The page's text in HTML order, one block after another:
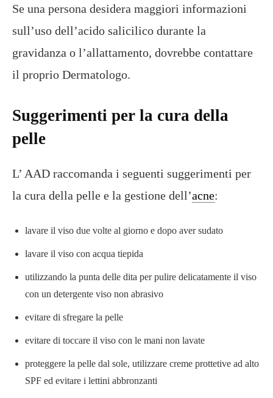
Se una persona desidera maggiori informazioni
sull’uso dell’acido salicilico durante la
gravidanza o l’allattamento, dovrebbe contattare
il proprio Dermatologo.
Suggerimenti per la cura della
pelle
L’ AAD raccomanda i seguenti suggerimenti per
la cura della pelle e la gestione dell’acne:
lavare il viso due volte al giorno e dopo aver sudato
lavare il viso con acqua tiepida
utilizzando la punta delle dita per pulire delicatamente il viso
con un detergente viso non abrasivo
evitare di sfregare la pelle
evitare di toccare il viso con le mani non lavate
proteggere la pelle dal sole, utilizzare creme prottetive ad alto
SPF ed evitare i lettini abbronzanti